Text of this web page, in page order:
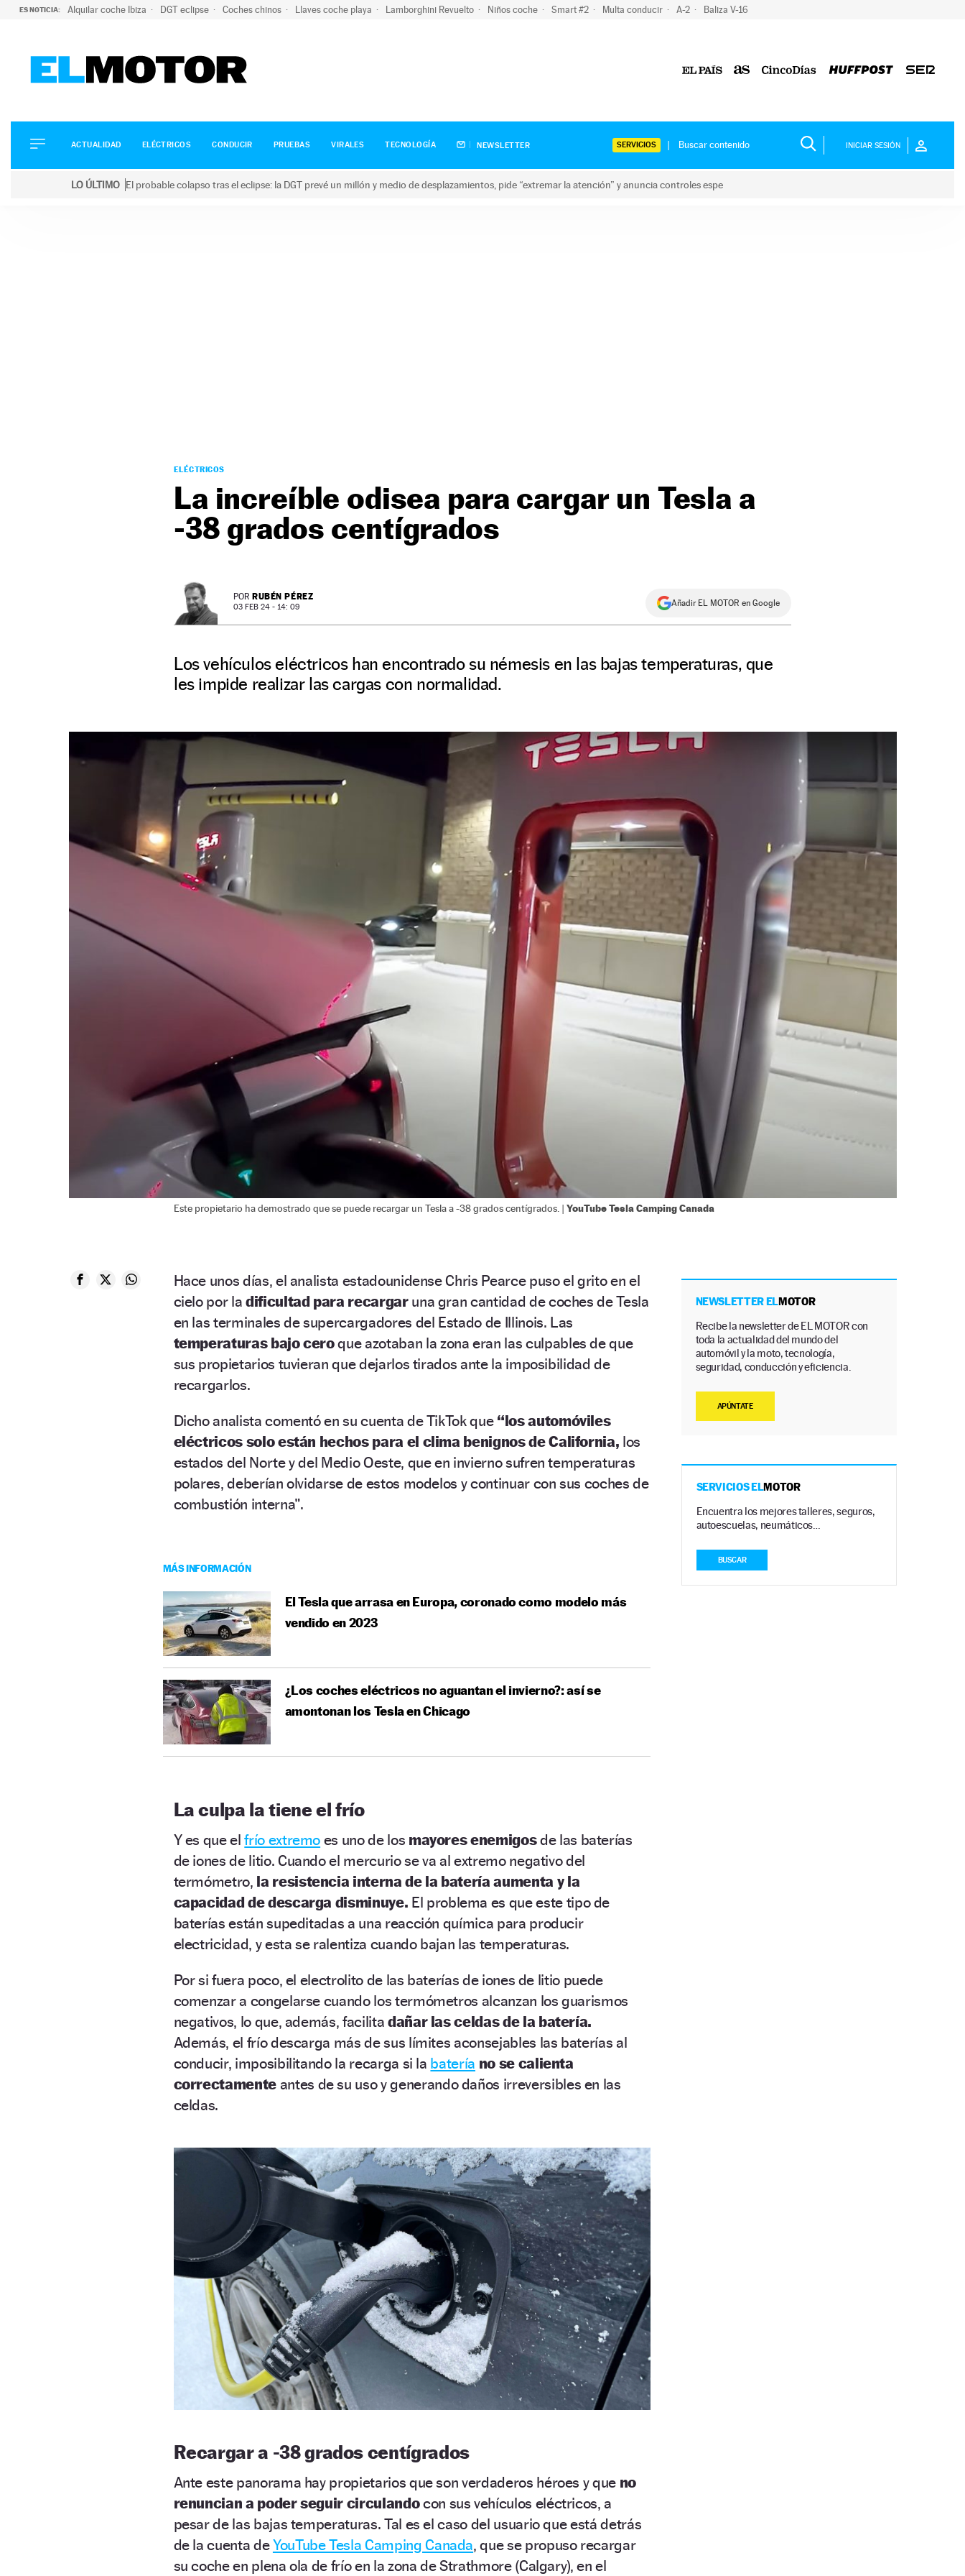
ES NOTICIA: Alquilar coche Ibiza DGT eclipse Coches chinos Llaves coche playa Lamborghini Revuelto Niños coche Smart #2 Multa conducir A-2 Baliza V-16
ELÉCTRICOS
CONDUCIR
ACTUALIDAD ELÉCTRICOS CONDUCIR PRUEBAS VIRALES TECNOLOGÍA NEWSLETTER SERVICIOS INICIAR SESIÓN
LO ÚLTIMO El probable colapso tras el eclipse: la DGT prevé un millón y medio de desplazamientos, pide “extremar la atención” y anuncia controles espe
ELÉCTRICOS
La increíble odisea para cargar un Tesla a
-38 grados centígrados
POR RUBÉN PÉREZ
03 FEB 24 - 14: 09 Añadir EL MOTOR en Google
Los vehículos eléctricos han encontrado su némesis en las bajas temperaturas, que
les impide realizar las cargas con normalidad.
Este propietario ha demostrado que se puede recargar un Tesla a -38 grados centígrados. | YouTube Tesla Camping Canada
Hace unos días, el analista estadounidense Chris Pearce puso el grito en el
cielo por la dificultad para recargaruna gran cantidad de coches de Tesla
en las terminales de supercargadores del Estado de Illinois. Las
temperaturas bajo ceroque azotaban la zona eran las culpables de que
sus propietarios tuvieran que dejarlos tirados ante la imposibilidad de
recargarlos.
Dicho analista comentó en su cuenta de TikTok que “los automóviles
eléctricos solo están hechos para el clima benignos de California, los
estados del Norte y del Medio Oeste, que en invierno sufren temperaturas
polares, deberían olvidarse de estos modelos y continuar con sus coches de
combustión interna”.
MÁS INFORMACIÓN
El Tesla que arrasa en Europa, coronado como modelo más
vendido en 2023
¿Los coches eléctricos no aguantan el invierno?: así se
amontonan los Tesla en Chicago
La culpa la tiene el frío
Y es que elfrío extremo es uno de los mayores enemigosde las baterías
de iones de litio. Cuando el mercurio se va al extremo negativo del
termómetro, la resistencia interna de la batería aumenta y la
capacidad de descarga disminuye. El problema es que este tipo de
baterías están supeditadas a una reacción química para producir
electricidad, y esta se ralentiza cuando bajan las temperaturas.
Por si fuera poco, el electrolito de las baterías de iones de litio puede
comenzar a congelarse cuando los termómetros alcanzan los guarismos
negativos, lo que, además, facilita dañar las celdasde la batería.
Además, el frío descarga más de sus límites aconsejables las baterías al
conducir, imposibilitando la recarga si la batería no se calienta
correctamenteantes de su uso y generando daños irreversibles en las
celdas.
Recargar a -38 grados centígrados
Ante este panorama hay propietarios que son verdaderos héroes y que no
renuncian a poder seguir circulandocon sus vehículos eléctricos, a
pesar de las bajas temperaturas. Tal es el caso del usuario que está detrás
de la cuenta deYouTube Tesla Camping Canada, que se propuso recargar
su coche en plena ola de frío en la zona de Strathmore (Calgary), en el
NEWSLETTER ELMOTOR
Recibe la newsletter de EL MOTOR con
toda la actualidad del mundo del
automóvil y la moto, tecnología,
seguridad, conducción y eficiencia.
APÚNTATE
SERVICIOS ELMOTOR
Encuentra los mejores talleres, seguros,
autoescuelas, neumáticos…
BUSCAR